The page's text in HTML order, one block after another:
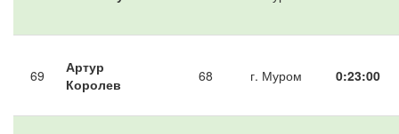
69
Артур
Королев
68 г. Муром 0:23:00